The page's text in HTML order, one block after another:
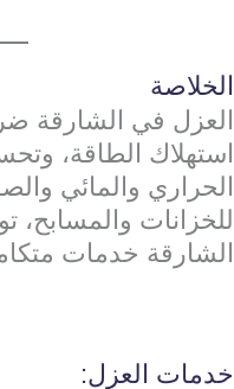
الخلاصة
العزل في الشارقة
استهلاك الطاقة،
الحراري والمائي
للخزانات والمسابح،
الشارقة خدمات
خدمات العزل: